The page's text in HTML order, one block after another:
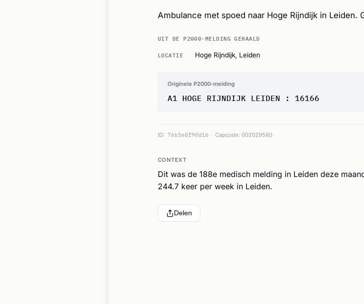
Ambulance met spoed naar Hoge Rijndijk in Leiden.
UIT DE P2000-MELDING GEHAALD
LOCATIE
Hoge Rijndijk, Leiden
Originele P2000-melding
A1 HOGE RIJNDIJK LEIDEN : 16166
ID: 76b3e0f90d16 Capcode: 002029580
CONTEXT
Dit was de 188e medisch melding in Leiden deze
244.7 keer per week in Leiden.
Delen